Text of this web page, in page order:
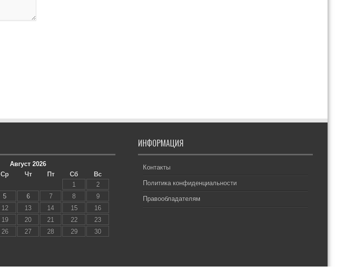
Август 2026
Ср Чт Пт Сб
Вс
1
2
5 6 7 8
9
12 13 14 15
16
19 20 21 22
23
26 27 28 29
30
ИНФОРМАЦИЯ
Контакты
Политика конфиденциальности
Правообладателям